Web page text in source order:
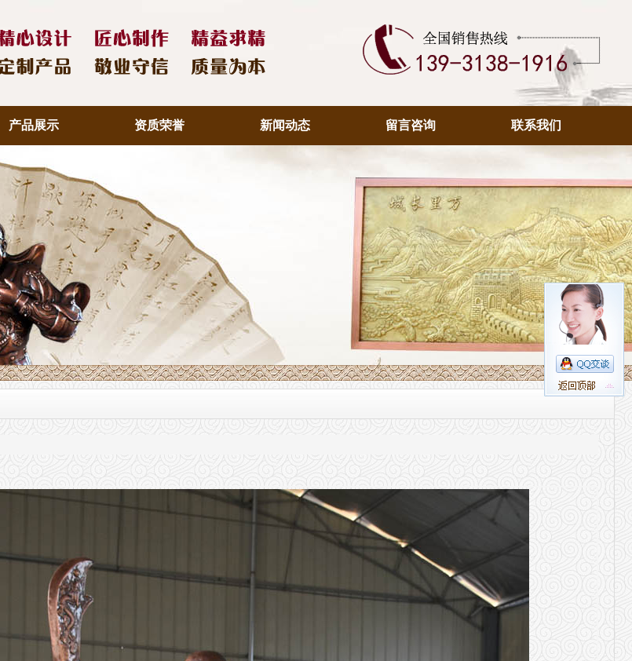
产品展示 资质荣誉 新闻动态 留言咨询 联系我们